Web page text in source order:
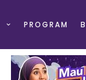
PROGRAM